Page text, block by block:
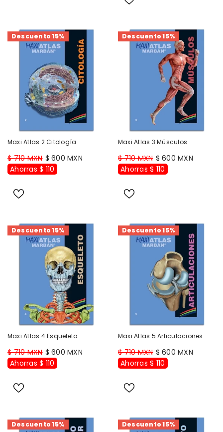
Descuento 15%
Maxi Atlas 2 Citología
$ 710 MXN $ 600 MXN
Ahorras $ 110
Descuento 15%
Maxi Atlas 3 Músculos
$ 710 MXN $ 600 MXN
Ahorras $ 110
Descuento 15%
Maxi Atlas 4 Esqueleto
$ 710 MXN $ 600 MXN
Ahorras $ 110
Descuento 15%
Maxi Atlas 5 Articulaciones
$ 710 MXN $ 600 MXN
Ahorras $ 110
Descuento 15% Descuento 15%